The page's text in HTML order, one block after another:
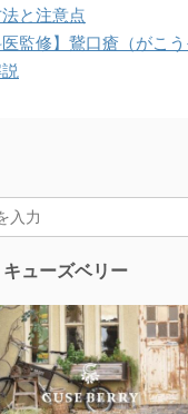
と注意点
医監修】鵞口瘡（がこ
ューズベリー